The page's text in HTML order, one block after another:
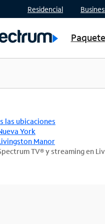
Residencial
Ver
las ubicaciones
York
Manor
TV® y streaming en